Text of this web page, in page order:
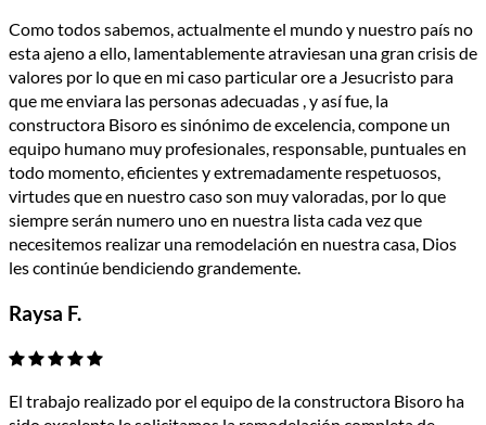
Como todos sabemos, actualmente el mundo y nuestro país no
esta ajeno a ello, lamentablemente atraviesan una gran crisis de
valores por lo que en mi caso particular ore a Jesucristo para
que me enviara las personas adecuadas , y así fue, la
constructora Bisoro es sinónimo de excelencia, compone un
equipo humano muy profesionales, responsable, puntuales en
todo momento, eficientes y extremadamente respetuosos,
virtudes que en nuestro caso son muy valoradas, por lo que
siempre serán numero uno en nuestra lista cada vez que
necesitemos realizar una remodelación en nuestra casa, Dios
les continúe bendiciendo grandemente.
Raysa F.
El trabajo realizado por el equipo de la constructora Bisoro ha